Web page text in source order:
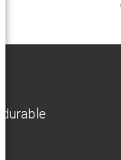
durable